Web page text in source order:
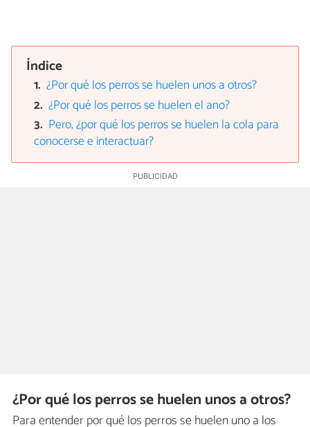
Índice
¿Por qué los perros se huelen unos a otros?
¿Por qué los perros se huelen el ano?
Pero, ¿por qué los perros se huelen la cola para
conocerse e interactuar?
¿Por qué los perros se huelen unos a otros?
Para entender por qué los perros se huelen uno a los